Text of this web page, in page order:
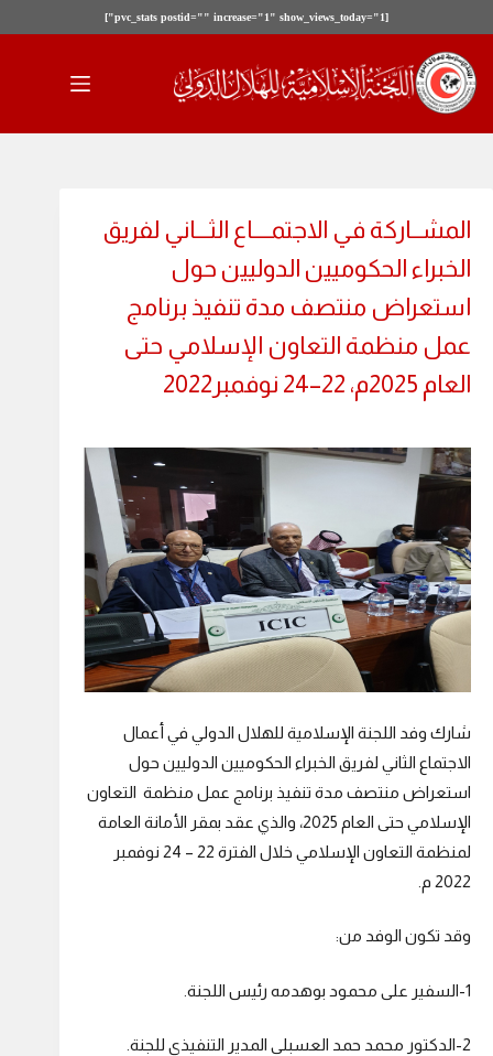
[pvc_stats postid="" increase="1" show_views_today="1"]
إلى
المحتوى
المشــاركة في الاجتمــــاع الثـــاني لفريق
الخبراء الحكوميين الدوليين حول
استعراض منتصف مدة تنفيذ برنامج
عمل منظمة التعاون الإسلامي حتى
العام 2025م، 22–24 نوفمبر2022
شارك وفد اللجنة الإسلامية للهلال الدولي في أعمال
الاجتماع الثاني لفريق الخبراء الحكوميين الدوليين حول
استعراض منتصف مدة تنفيذ برنامج عمل منظمة التعاون
الإسلامي حتى العام 2025، والذي عقد بمقر الأمانة العامة
لمنظمة التعاون الإسلامي خلال الفترة 22 – 24 نوفمبر
2022 م.
وقد تكون الوفد من:
1-السفير على محمود بوهدمه رئيس اللجنة.
2-الدكتور محمد حمد العسبلي المدير التنفيذي للجنة.